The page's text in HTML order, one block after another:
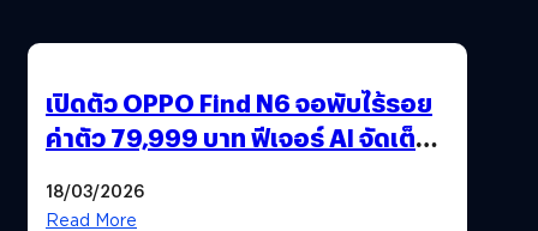
เปิดตัว OPPO Find N6 จอพับไร้รอย
ค่าตัว 79,999 บาท ฟีเจอร์ AI จัดเต็ม
18/03/2026
Read More